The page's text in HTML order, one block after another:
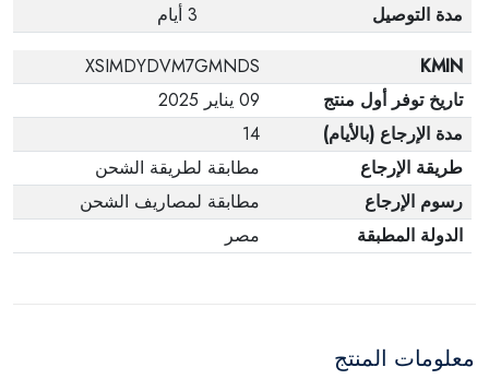
مدة التوصيل
3 أيام
KMIN
XSIMDYDVM7GMNDS
تاريخ توفر أول منتج
09 يناير 2025
مدة الإرجاع (بالأيام)
14
طريقة الإرجاع
مطابقة لطريقة الشحن
رسوم الإرجاع
مطابقة لمصاريف الشحن
الدولة المطبقة
مصر
معلومات المنتج